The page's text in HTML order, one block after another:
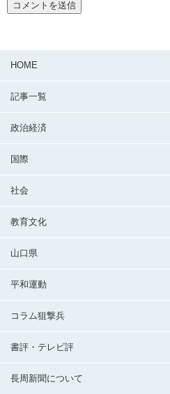
HOME
記事一覧
政治経済
国際
社会
教育文化
山口県
平和運動
コラム狙撃兵
書評・テレビ評
長周新聞について